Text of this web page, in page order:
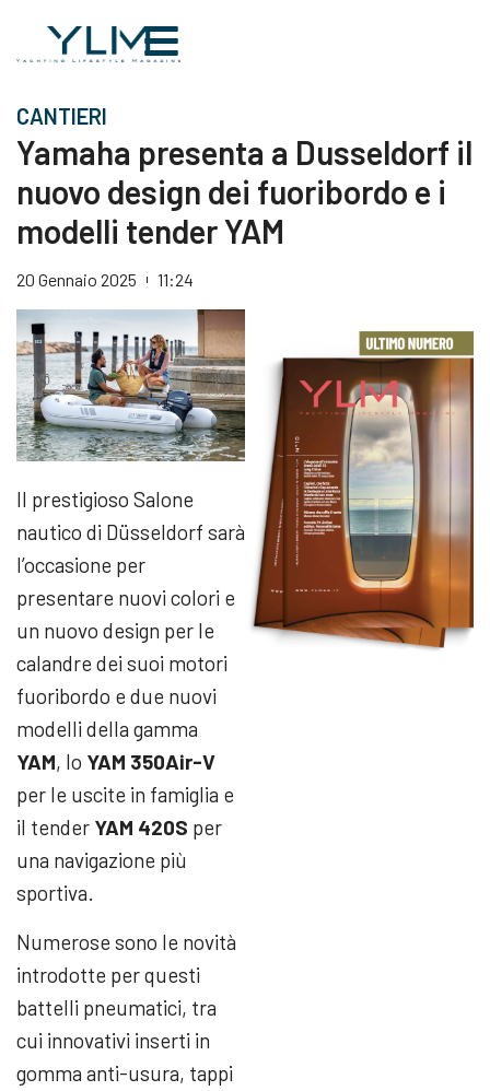
CANTIERI
Yamaha presenta a Dusseldorf il
nuovo design dei fuoribordo e i
modelli tender YAM
20 Gennaio 2025 11:24
Il prestigioso Salone
nautico di Düsseldorf sarà
l’occasione per
presentare nuovi colori e
un nuovo design per le
calandre dei suoi motori
fuoribordo e due nuovi
modelli della gamma
YAM, lo YAM 350Air-V
per le uscite in famiglia e
il tender YAM 420S per
una navigazione più
sportiva.
Numerose sono le novità
introdotte per questi
battelli pneumatici, tra
cui innovativi inserti in
gomma anti-usura, tappi